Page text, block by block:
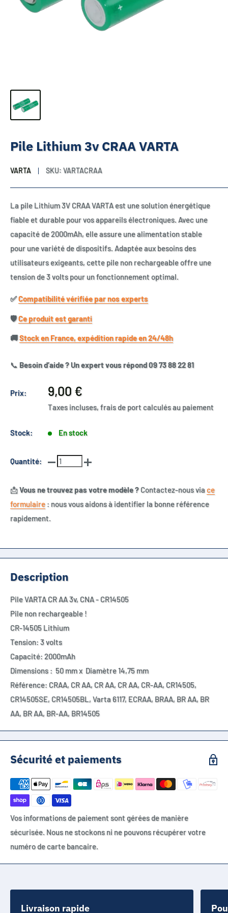
Pile Lithium 3v CRAA VARTA
VARTA SKU: VARTACRAA
La pile Lithium 3V CRAA VARTA est une solution énergétique
fiable et durable pour vos appareils électroniques. Avec une
capacité de 2000mAh, elle assure une alimentation stable
pour une variété de dispositifs. Adaptée aux besoins des
utilisateurs exigeants, cette pile non rechargeable offre une
tension de 3 volts pour un fonctionnement optimal.
✅​Compatibilité vérifiée par nos experts
🛡️​Ce produit est garanti
🚚​Stock en France, expédition rapide en 24/48h
📞 Besoin d’aide ? Un expert vous répond 09 73 88 22 81
Prix:
Prix
réduit
9,00 €
Taxes incluses, frais de port calculés au paiement
Stock: En stock
Quantité:
📩Vous ne trouvez pas votre modèle ?Contactez-nous viace
formulaire : nous vous aidons à identifier la bonne référence
rapidement.
Description
Pile VARTA CR AA 3v, CNA - CR14505
Pile non rechargeable !
CR-14505 Lithium
Tension: 3 volts
Capacité: 2000mAh
Dimensions : 50 mm x Diamètre 14,75 mm
Référence: CRAA, CR AA, CR AA, CR AA, CR-AA, CR14505,
CR14505SE, CR14505BL, Varta 6117, ECRAA, BRAA, BR AA, BR
AA, BR AA, BR-AA, BR14505
Sécurité et paiements
Vos informations de paiement sont gérées de manière
sécurisée. Nous ne stockons ni ne pouvons récupérer votre
numéro de carte bancaire.
Livraison rapide